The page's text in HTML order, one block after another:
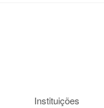
Instituições